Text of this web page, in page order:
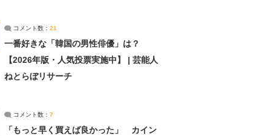
コメント数： 21
一番好きな「韓国の男性俳優」は？
【2026年版・人気投票実施中】 | 芸能人
ねとらぼリサーチ
コメント数： 7
「もっと早く買えば良かった」 カイン